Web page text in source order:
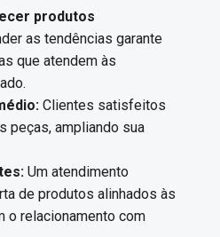
produtos
as tendências garante
que atendem às
Clientes satisfeitos
peças, ampliando sua
Um atendimento
de produtos alinhados às
o relacionamento com